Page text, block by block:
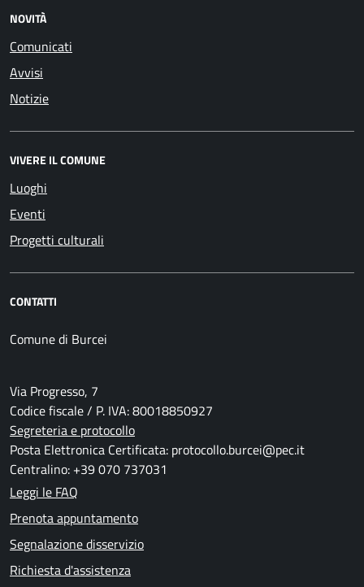
NOVITÀ
Comunicati
Avvisi
Notizie
VIVERE IL COMUNE
Luoghi
Eventi
Progetti culturali
CONTATTI
Comune di Burcei
Via Progresso, 7
Codice fiscale / P. IVA: 80018850927
Segreteria e protocollo
Posta Elettronica Certificata: protocollo.burcei@pec.it
Centralino: +39 070 737031
Leggi le FAQ
Prenota appuntamento
Segnalazione disservizio
Richiesta d'assistenza